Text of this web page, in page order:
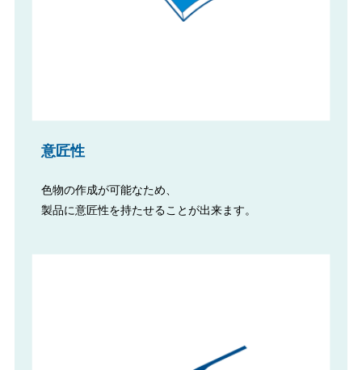
意匠性
色物の作成が可能なため、
製品に意匠性を持たせることが出来ます。